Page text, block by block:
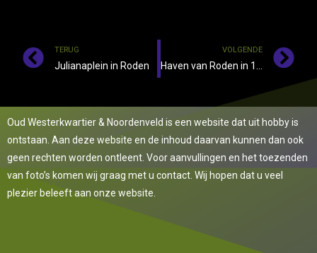
TERUG
Julianaplein in Roden
VOLGENDE
Oud Westerkwartier & Noordenveld is een website dat uit hobby is
ontstaan. Aan deze website en de inhoud daarvan kunnen dan ook
geen rechten worden ontleent. Voor aanvullingen en het toezenden
van foto’s komen wij graag met u contact. Wij hopen dat u veel
plezier beleeft aan onze website.